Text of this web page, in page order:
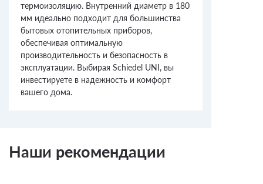
термоизоляцию. Внутренний диаметр в 180
мм идеально подходит для большинства
бытовых отопительных приборов,
обеспечивая оптимальную
производительность и безопасность в
эксплуатации. Выбирая Schiedel UNI, вы
инвестируете в надежность и комфорт
вашего дома.
Наши рекомендации